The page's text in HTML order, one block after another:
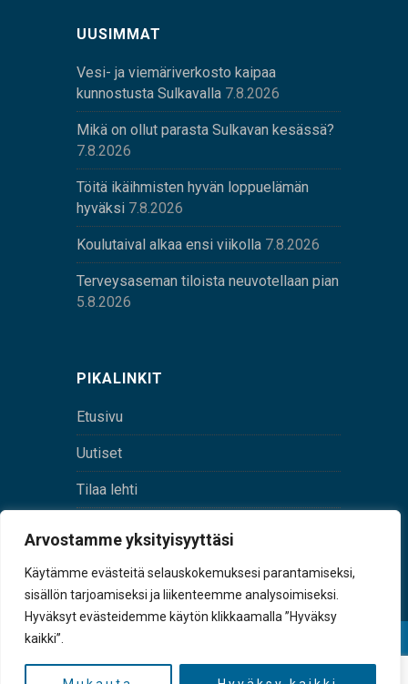
Arvostamme yksityisyyttäsi
Käytämme evästeitä selauskokemuksesi parantamiseksi,
sisällön tarjoamiseksi ja liikenteemme analysoimiseksi.
Hyväksyt evästeidemme käytön klikkaamalla ”Hyväksy
kaikki”.
UUSIMMAT
Vesi- ja viemäriverkosto kaipaa
kunnostusta Sulkavalla 7.8.2026
Mikä on ollut parasta Sulkavan kesässä?
7.8.2026
Töitä ikäihmisten hyvän loppuelämän
hyväksi 7.8.2026
Koulutaival alkaa ensi viikolla 7.8.2026
Terveysaseman tiloista neuvotellaan pian
5.8.2026
PIKALINKIT
Etusivu
Uutiset
Tilaa lehti
tunnus 0167229-8